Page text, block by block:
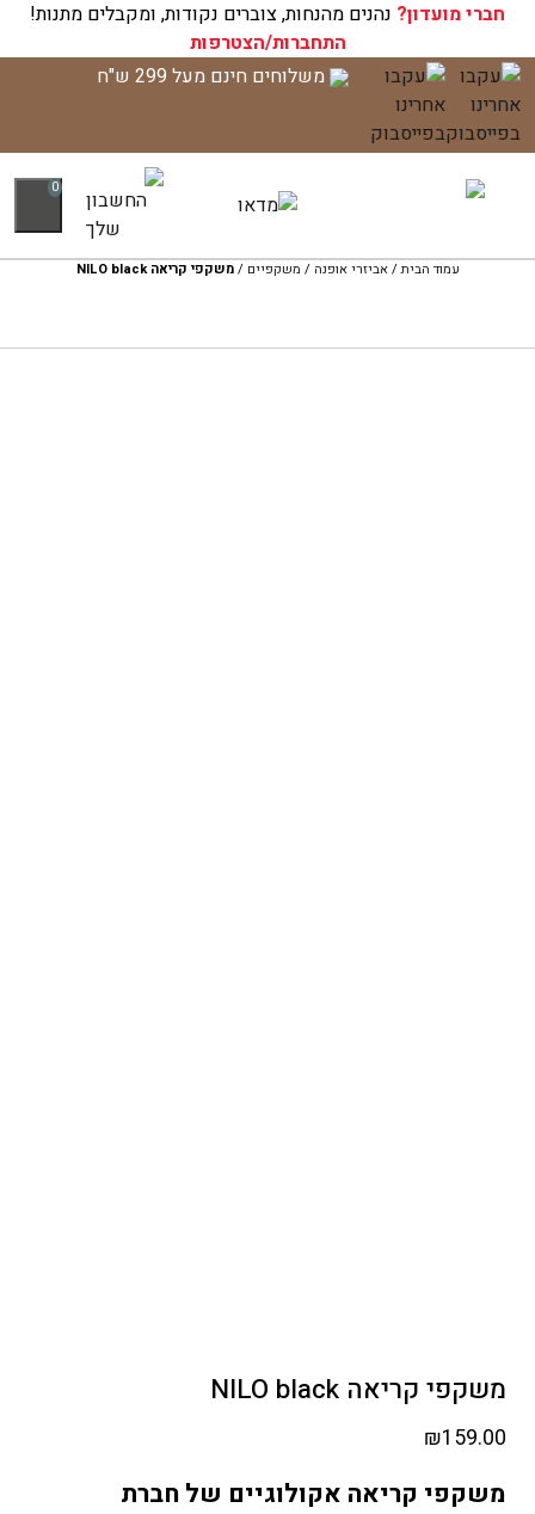
חברי מועדון? נהנים מהנחות, צוברים נקודות, ומקבלים מתנות!
התחברות/הצטרפות
דלג
לתוכן
משלוחים חינם מעל 299 ש"ח
0
עגלת הקניות שלך ריקה כעת!
עמוד הבית/אביזרי אופנה / משקפיים /משקפי קריאה NILO black
משקפי קריאה NILO black
₪159.00
משקפי קריאה אקולוגיים של חברת